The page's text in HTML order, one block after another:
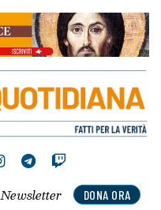
DONA ORA
Newsletter